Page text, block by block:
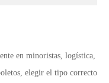
en minoristas, logística,
elegir el tipo correcto